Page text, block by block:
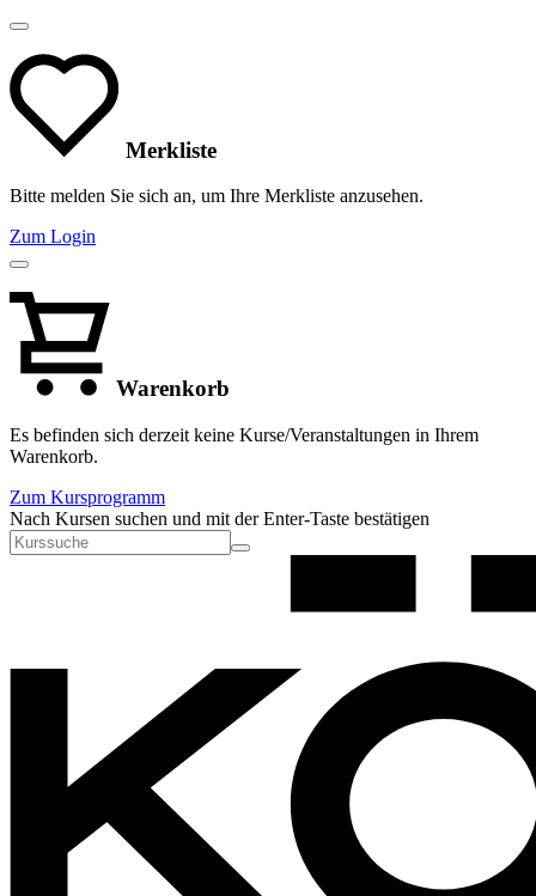
Merkliste
Bitte melden Sie sich an, um Ihre Merkliste anzusehen.
Zum Login
Warenkorb
Es befinden sich derzeit keine Kurse/Veranstaltungen in Ihrem
Warenkorb.
Zum Kursprogramm
Nach Kursen suchen und mit der Enter-Taste bestätigen